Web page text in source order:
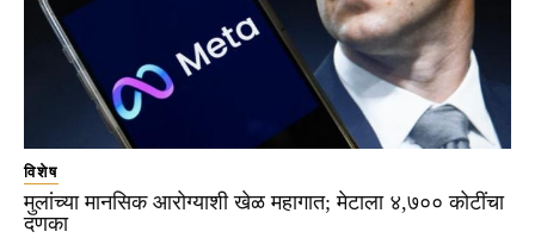
विशेष
मुलांच्या मानसिक आरोग्याशी खेळ महागात; मेटाला ४,७०० कोटींचा
दणका